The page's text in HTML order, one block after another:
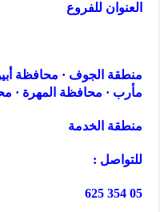
العنوان للفروع
منطقة الجوف · محافظة
مأرب · محافظة المهرة ·
منطقة الخدمة
للتواصل :
05 354 625